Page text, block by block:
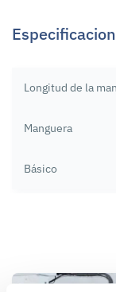
Longitud de la
Manguera
Básico